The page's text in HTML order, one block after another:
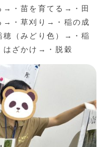
→・苗を育てる→・田
→・草刈り→・稲の成
（みどり色）→・稲
ざかけ→・脱穀